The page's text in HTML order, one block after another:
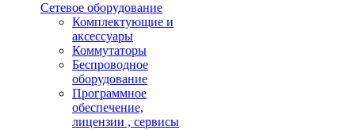
Сетевое оборудование
Комплектующие и
аксессуары
Коммутаторы
Беспроводное
оборудование
Программное
обеспечение,
лицензии , сервисы